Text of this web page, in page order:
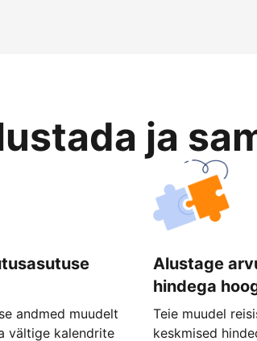
ja
andmed muudelt
vältige kalendrite
Alustage
hindega
Teie muudel
keskmised